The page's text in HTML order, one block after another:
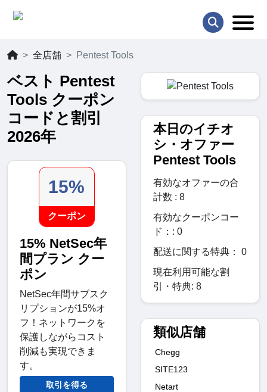
全店舗 Pentest Tools
ベスト Pentest
Tools クーポン
コードと割引
2026年
15%
クーポン
15% NetSec年
間プラン クー
ポン
NetSec年間サブスク
リプションが15%オ
フ！ネットワークを
保護しながらコスト
削減も実現できま
す。
取引を得る
本日のイチオ
シ・オファー
Pentest Tools
有効なオファーの合
計数 : 8
有効なクーポンコー
ド：: 0
配送に関する特典： 0
現在利用可能な割
引・特典: 8
類似店舗
Chegg
SITE123
Netart